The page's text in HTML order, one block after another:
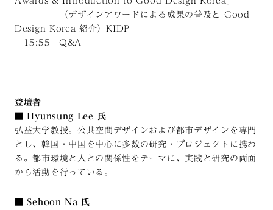
（デザインアワードによる成果の普及と Good
Design Korea 紹介）KIDP
15:55 Q&A
登壇者
Hyunsung Lee 氏
弘益大学教授。公共空間デザインおよび都市デザインを専門
とし、韓国・中国を中心に多数の研究・プロジェクトに携わ
る。都市環境と人との関係性をテーマに、実践と研究の両面
から活動を行っている。
■Sehoon Na 氏